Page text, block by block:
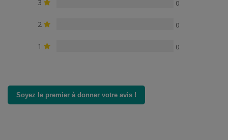
3 0
2 0
1 0
Soyez le premier à donner votre avis !